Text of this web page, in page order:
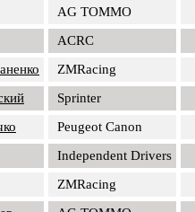
AG TOMMO
ACRC
ZMRacing
Sprinter
Peugeot Canon
Independent Drivers
ZMRacing